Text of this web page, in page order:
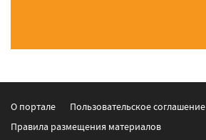
О портале
Пользовательское соглашение
Правила размещения материалов